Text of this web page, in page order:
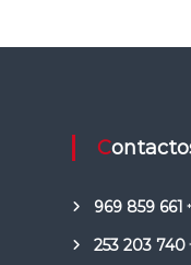
969 859 661 *
253 203 740